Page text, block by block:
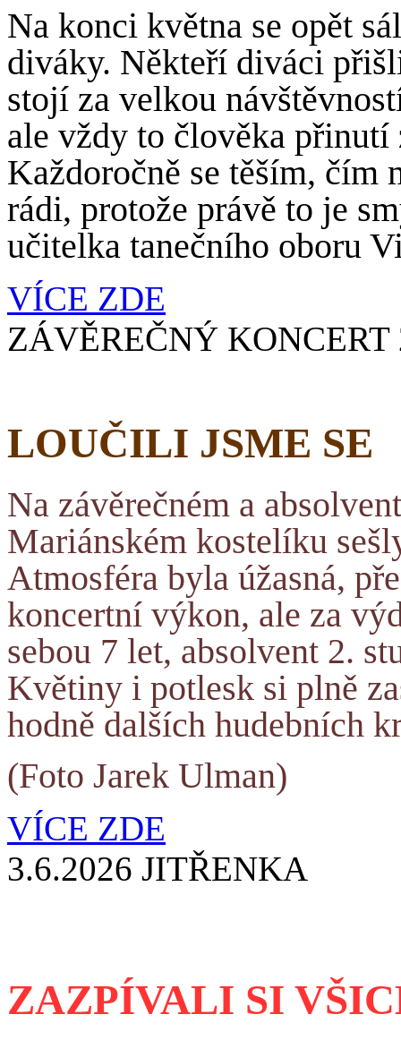
Na konci května se opět
diváky. Někteří diváci
stojí za velkou
ale vždy to člověka přinutí
Každoročně se těším, čím
rádi, protože právě to je
učitelka tanečního oboru
VÍCE ZDE
ZÁVĚREČNÝ KONCERT
LOUČILI JSME SE
Na závěrečném a
Mariánském kostelíku
Atmosféra byla úžasná,
koncertní výkon, ale za
sebou 7 let, absolvent 2.
Květiny i potlesk si plně
hodně dalších hudebních
(Foto Jarek Ulman)
VÍCE ZDE
3.6.2026 JITŘENKA
ZAZPÍVALI SI